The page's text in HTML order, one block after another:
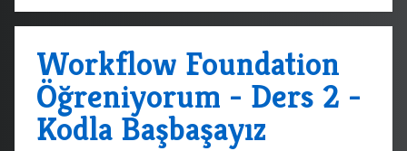
Workflow Foundation
Öğreniyorum - Ders 2 -
Kodla Başbaşayız